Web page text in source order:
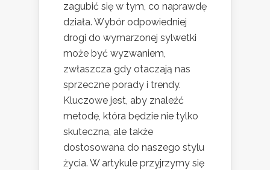
zagubić się w tym, co naprawdę
działa. Wybór odpowiedniej
drogi do wymarzonej sylwetki
może być wyzwaniem,
zwłaszcza gdy otaczają nas
sprzeczne porady i trendy.
Kluczowe jest, aby znaleźć
metodę, która będzie nie tylko
skuteczna, ale także
dostosowana do naszego stylu
życia. W artykule przyjrzymy się